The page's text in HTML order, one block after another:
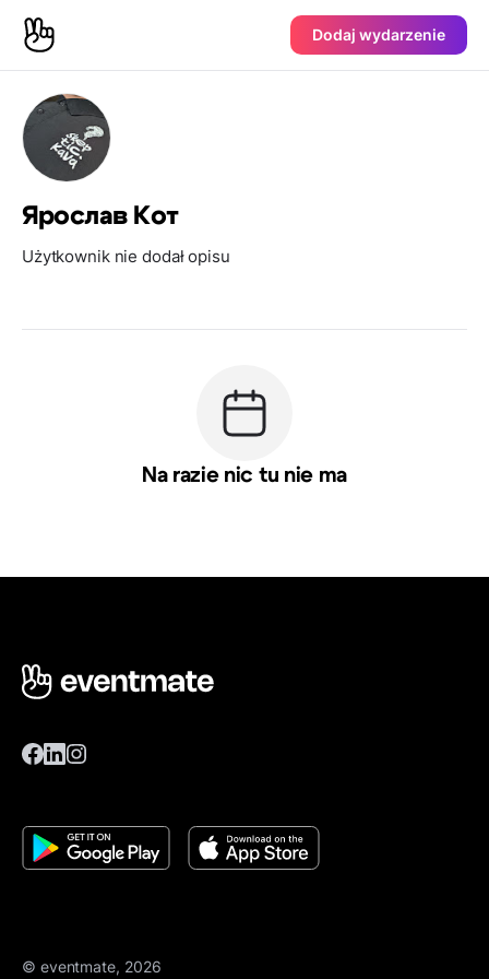
Dodaj wydarzenie
Ярослав Кот
Użytkownik nie dodał opisu
Na razie nic tu nie ma
© eventmate, 2026